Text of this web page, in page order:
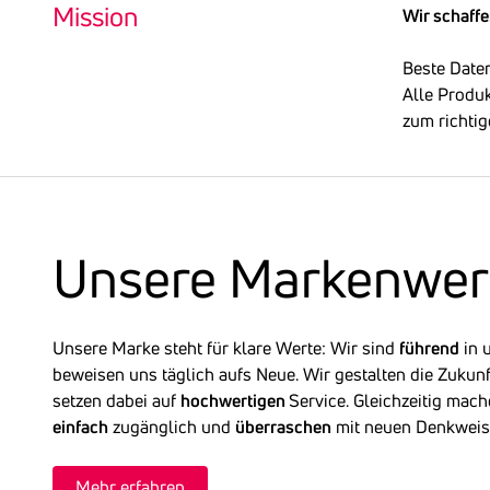
bei ihrem
All unser
treibt
und
setzt
ist als
Mission Wir
Beste
Alle
zum
Der
Unsere
Unsere Marke steht für klare Werte: Wir sind führend in
beweisen uns täglich aufs Neue. Wir gestalten die
setzen dabei auf hochwertigen Service. Gleichzeitig
einfach zugänglich und überraschen mit neuen